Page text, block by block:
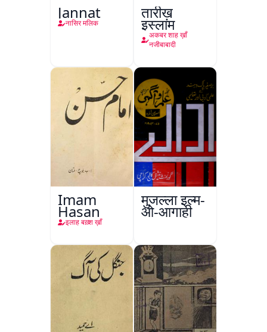
Jannat
नासिर मलिक
तारीख़
इस्लाम
अकबर शाह ख़ाँ
नजीबाबादी
Imam
Hasan
इलाह बख़्श ख़ाँ
मुजल्ला इल्म-
ओ-आगाही